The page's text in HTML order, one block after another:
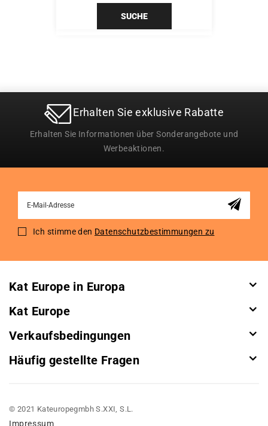
SUCHE
Erhalten Sie exklusive Rabatte
Erhalten Sie Informationen über Sonderangebote und
Werbeaktionen.
for
Ich stimme den Datenschutzbestimmungen zu
Kat Europe in Europa
Kat Europe
Verkaufsbedingungen
Häufig gestellte Fragen
© 2021 Kateuropegmbh S.XXI, S.L.
Impressum